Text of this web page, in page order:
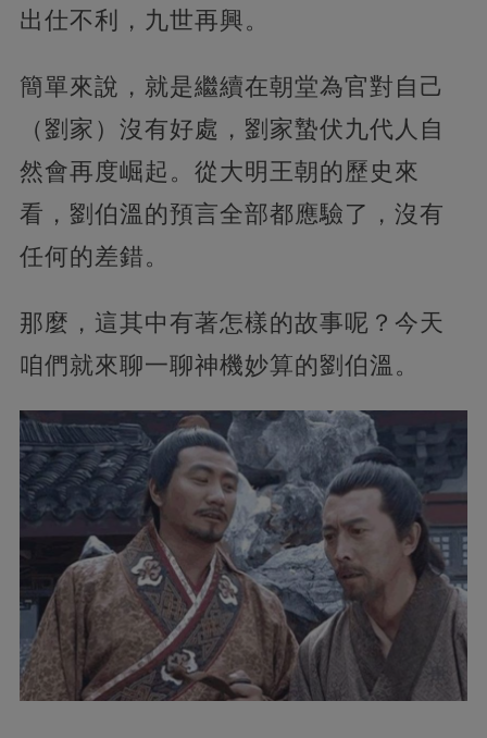
出仕不利，九世再興。
簡單來說，就是繼續在朝堂為官對自己
（劉家）沒有好處，劉家蟄伏九代人自
然會再度崛起。從大明王朝的歷史來
看，劉伯溫的預言全部都應驗了，沒有
任何的差錯。
那麼，這其中有著怎樣的故事呢？今天
咱們就來聊一聊神機妙算的劉伯溫。